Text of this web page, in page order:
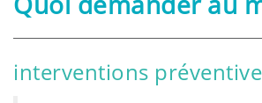
interventions